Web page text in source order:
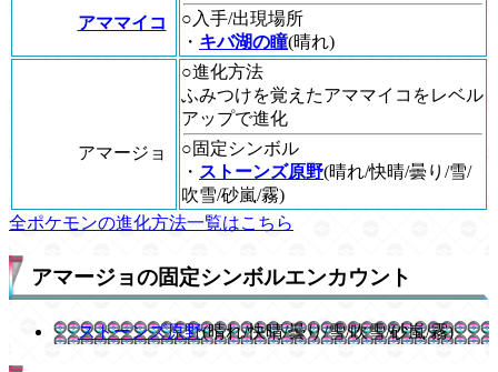
アママイコ
○入手/出現場所
・ キバ湖の瞳(晴れ)
アマージョ
○進化方法
ふみつけを覚えたアママイコをレベル
アップで進化
○固定シンボル
・ ストーンズ原野(晴れ/快晴/曇り/雪/
吹雪/砂嵐/霧)
全ポケモンの進化方法一覧はこちら
アマージョの固定シンボルエンカウント
ストーンズ原野(晴れ/快晴/曇り/雪/吹雪/砂嵐/霧)